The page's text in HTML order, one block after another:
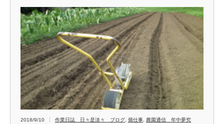
2018/9/10 作業日誌 日々是淡々 ブログ 畑仕事 農園通信 年中夢究